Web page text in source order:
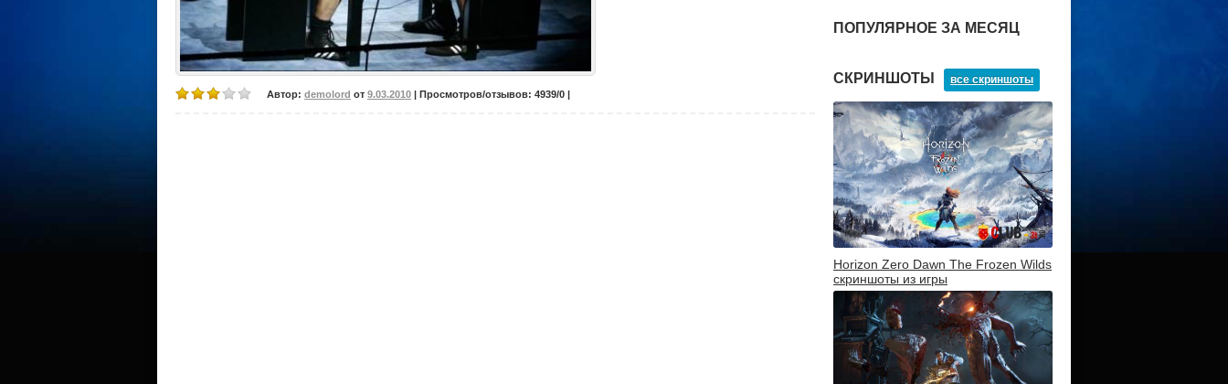
Автор: demolord от 9.03.2010 | Просмотров/отзывов: 4939/0 |
ПОПУЛЯРНОЕ ЗА МЕСЯЦ
СКРИНШОТЫ все скриншоты
Horizon Zero Dawn The Frozen Wilds
скриншоты из игры